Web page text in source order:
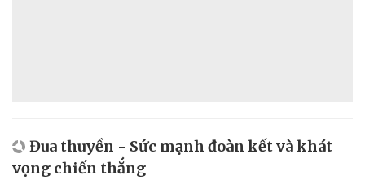
Đua thuyền - Sức mạnh đoàn kết và khát
vọng chiến thắng